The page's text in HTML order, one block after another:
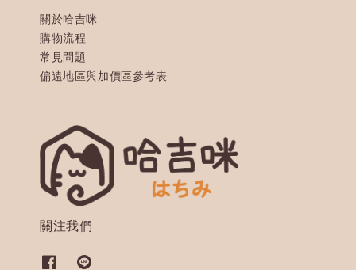
關於哈吉咪
購物流程
常見問題
偏遠地區與加價區參考表
關注我們